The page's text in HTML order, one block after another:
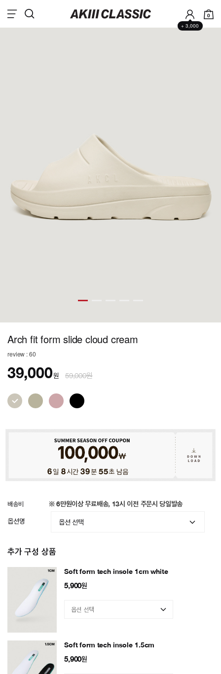
+ 3,000
0
Arch fit form slide cloud cream
review : 60
39,000원 59,000원
6일 8시간 39분 51초 남음
배송비 ※ 6만원이상 무료배송, 13시 이전 주문시 당일발송
옵션명
추가 구성 상품
Soft form tech insole 1cm white
5,900원
Soft form tech insole 1.5cm
5,900원